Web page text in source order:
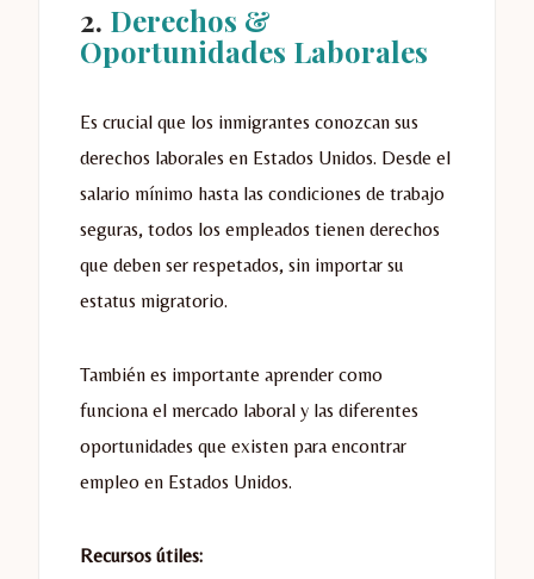
2. Derechos &
Oportunidades Laborales
Es crucial que los inmigrantes conozcan sus
derechos laborales en Estados Unidos. Desde el
salario mínimo hasta las condiciones de trabajo
seguras, todos los empleados tienen derechos
que deben ser respetados, sin importar su
estatus migratorio.
También es importante aprender como
funciona el mercado laboral y las diferentes
oportunidades que existen para encontrar
empleo en Estados Unidos.
Recursos útiles: